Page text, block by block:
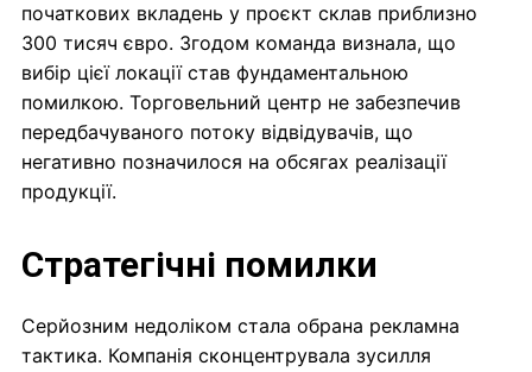
початкових вкладень у проєкт склав приблизно
300 тисяч євро. Згодом команда визнала, що
вибір цієї локації став фундаментальною
помилкою. Торговельний центр не забезпечив
передбачуваного потоку відвідувачів, що
негативно позначилося на обсягах реалізації
продукції.
Стратегічні помилки
Серйозним недоліком стала обрана рекламна
тактика. Компанія сконцентрувала зусилля